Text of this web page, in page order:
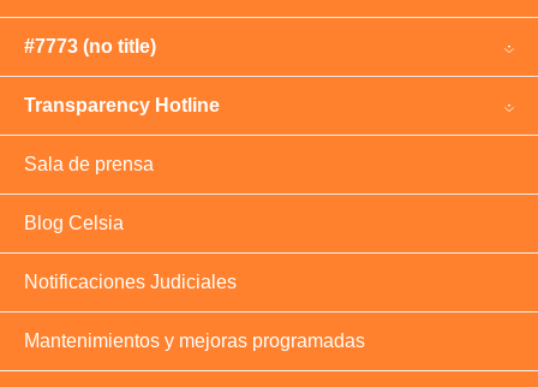
Sala de prensa
Blog Celsia
#7773 (no title)
Notificaciones Judiciales
Transparency Hotline
Mantenimientos y mejoras programadas